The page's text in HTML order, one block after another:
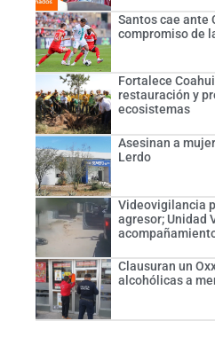
Santos cae ante
compromiso de
Fortalece
restauración y
ecosistemas
Asesinan a
Lerdo
Videovigilancia
agresor; Unidad
Clausuran un
alcohólicas a